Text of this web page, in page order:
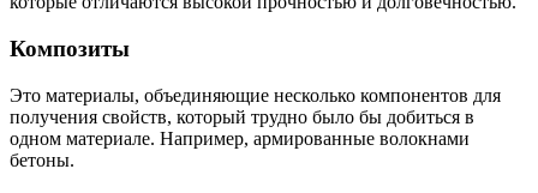
Композиты
Это материалы, объединяющие несколько компонентов для
получения свойств, который трудно было бы добиться в
одном материале. Например, армированные волокнами
бетоны.